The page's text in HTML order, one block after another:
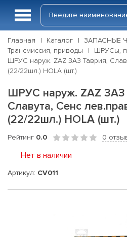
Главная Каталог
ЗАПАСНЫЕ
Трансмиссия, приводы
ШРУСы,
ШРУС наруж. ZAZ ЗАЗ Таврия,
(22/22шл.) HOLA (шт.)
ШРУС наруж. ZAZ ЗАЗ
Славута, Сенс
(22/22шл.) HOLA (шт.)
Рейтинг 0.0 0
Нет в наличии
Артикул: CV011